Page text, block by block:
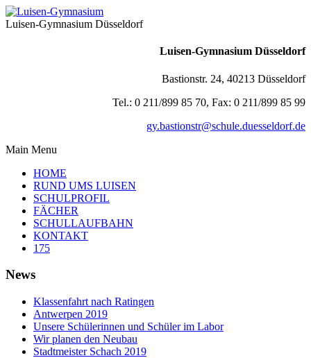
Luisen-Gymnasium Düsseldorf
Luisen-Gymnasium Düsseldorf
Bastionstr. 24, 40213 Düsseldorf
Tel.: 0 211/899 85 70, Fax: 0 211/899 85 99
gy.bastionstr@schule.duesseldorf.de
Main Menu
HOME
RUND UMS LUISEN
SCHULPROFIL
FÄCHER
SCHULLAUFBAHN
KONTAKT
175
News
Klassenfahrt nach Ratingen
Antwerpen 2019
Unsere Schülerinnen und Schüler im Labor
Wir planen den Neubau
Stadtmeister Schach 2019